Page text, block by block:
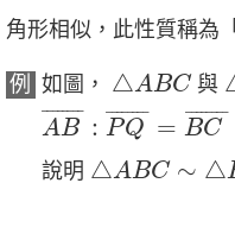
角形相似，此性質稱為「
例 如圖， △ABC
△ A BC與
¯¯¯¯¯¯¯¯
AB : ¯¯¯¯¯¯¯¯
PQ = ¯¯¯¯¯¯¯¯
BC
AB¯ PQ¯= C¯:Q
說明 △ABC ∼ △
△ A BC∼ △P